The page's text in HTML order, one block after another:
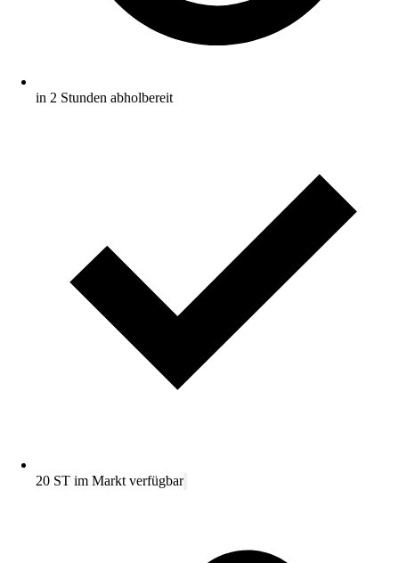
in 2 Stunden abholbereit
20 ST im Markt verfügbar